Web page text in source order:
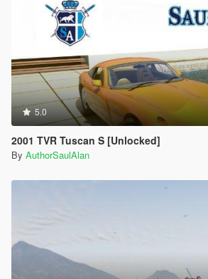
5.0
2001 TVR Tuscan S [Unlocked]
By AuthorSaulAlan